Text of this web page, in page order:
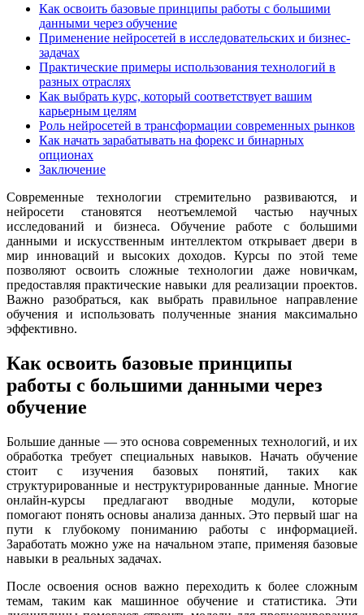
Как освоить базовые принципы работы с большими
данными через обучение
Применение нейросетей в исследовательских и бизнес-
задачах
Практические примеры использования технологий в
разных отраслях
Как выбрать курс, который соответствует вашим
карьерным целям
Роль нейросетей в трансформации современных рынков
Как начать зарабатывать на форекс и бинарных
опционах
Заключение
Современные технологии стремительно развиваются, и
нейросети становятся неотъемлемой частью научных
исследований и бизнеса. Обучение работе с большими
данными и искусственным интеллектом открывает двери в
мир инноваций и высоких доходов. Курсы по этой теме
позволяют освоить сложные технологии даже новичкам,
предоставляя практические навыки для реализации проектов.
Важно разобраться, как выбрать правильное направление
обучения и использовать полученные знания максимально
эффективно.
Как освоить базовые принципы
работы с большими данными через
обучение
Большие данные — это основа современных технологий, и их
обработка требует специальных навыков. Начать обучение
стоит с изучения базовых понятий, таких как
структурированные и неструктурированные данные. Многие
онлайн-курсы предлагают вводные модули, которые
помогают понять основы анализа данных. Это первый шаг на
пути к глубокому пониманию работы с информацией.
Заработать можно уже на начальном этапе, применяя базовые
навыки в реальных задачах.
После освоения основ важно переходить к более сложным
темам, таким как машинное обучение и статистика. Эти